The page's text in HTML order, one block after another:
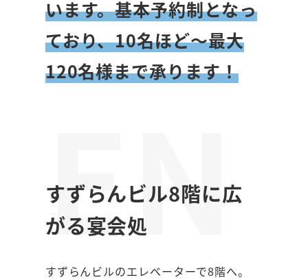
EN
います。基本予約制となっ
ており、10名ほど～最大
120名様まで承ります！
すずらんビル8階に広
がる宴会処
すずらんビルのエレベーターで8階へ。